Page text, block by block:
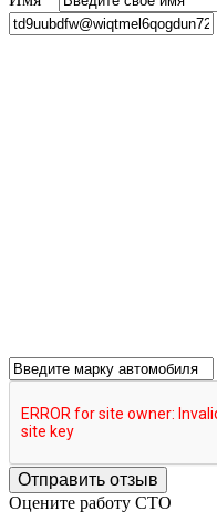
Отправить отзыв
Оцените работу СТО